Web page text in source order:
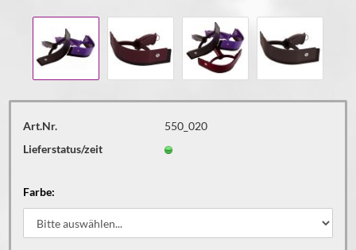
Art.Nr.
550_020
Lieferstatus/zeit
Farbe: